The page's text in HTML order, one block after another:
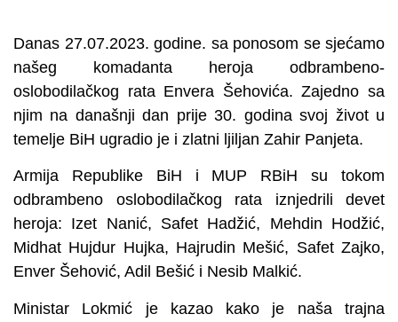
Danas 27.07.2023. godine. sa ponosom se sjećamo
našeg komadanta heroja odbrambeno-
oslobodilačkog rata Envera Šehovića. Zajedno sa
njim na današnji dan prije 30. godina svoj život u
temelje BiH ugradio je i zlatni ljiljan Zahir Panjeta.
Armija Republike BiH i MUP RBiH su tokom
odbrambeno oslobodilačkog rata iznjedrili devet
heroja: Izet Nanić, Safet Hadžić, Mehdin Hodžić,
Midhat Hujdur Hujka, Hajrudin Mešić, Safet Zajko,
Enver Šehović, Adil Bešić i Nesib Malkić.
Ministar Lokmić je kazao kako je naša trajna